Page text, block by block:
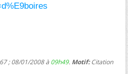
; 08/01/2008 à 09h49. Motif:Citation